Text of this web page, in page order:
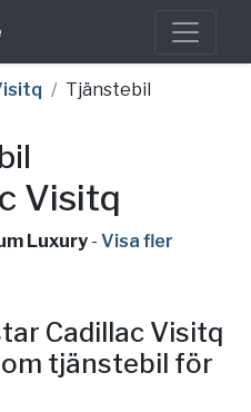
Tjänstebil
Visitq
Luxury - Visa fler
Cadillac Visitq
tjänstebil för